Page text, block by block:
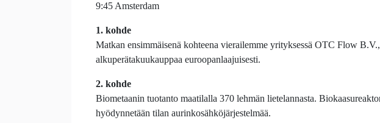
9:45 Amsterdam
1. kohde
Matkan ensimmäisenä kohteena vierailemme yrityksessä OTC Flow
alkuperätakuukauppaa euroopanlaajuisesti.
2. kohde
Biometaanin tuotanto maatilalla 370 lehmän lietelannasta.
hyödynnetään tilan aurinkosähköjärjestelmää.